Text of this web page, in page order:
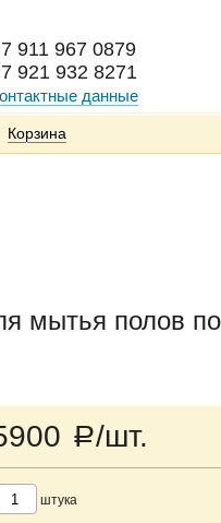
911 967 0879
921 932 8271
данные
Корзина
мытья полов
a/шт.
штука